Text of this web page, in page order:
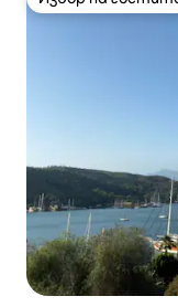
Избор на